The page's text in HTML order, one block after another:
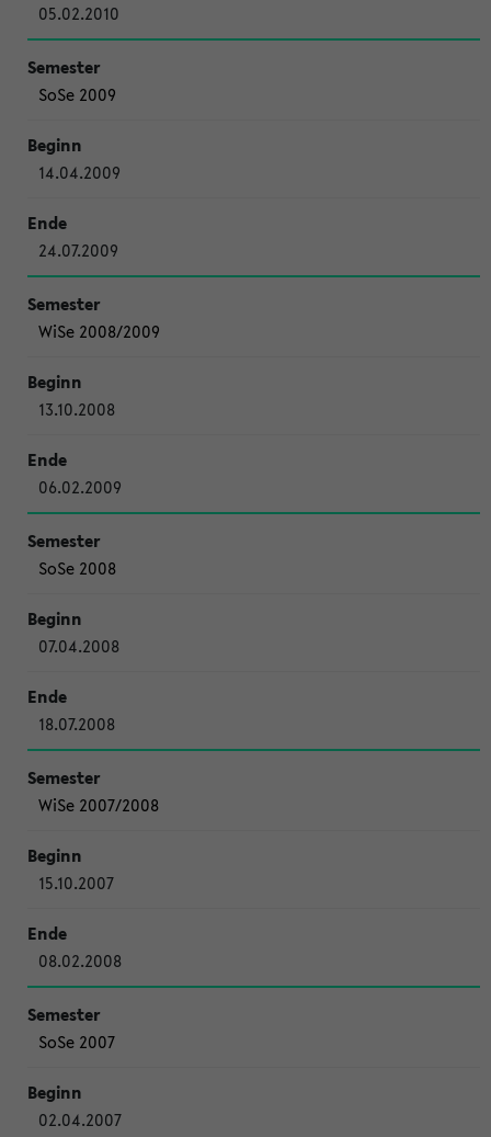
05.02.2010
SoSe 2009
14.04.2009
24.07.2009
WiSe 2008/2009
13.10.2008
06.02.2009
SoSe 2008
07.04.2008
18.07.2008
WiSe 2007/2008
15.10.2007
08.02.2008
SoSe 2007
02.04.2007